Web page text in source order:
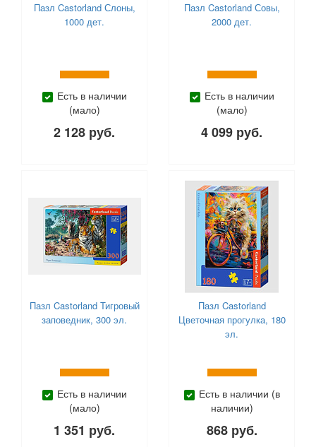
Пазл Castorland Слоны,
1000 дет.
Есть в наличии
(мало)
2 128 руб.
Пазл Castorland Совы,
2000 дет.
Есть в наличии
(мало)
4 099 руб.
Пазл Castorland Тигровый
заповедник, 300 эл.
Есть в наличии
(мало)
1 351 руб.
Пазл Castorland
Цветочная прогулка, 180
эл.
Есть в наличии (в
наличии)
868 руб.